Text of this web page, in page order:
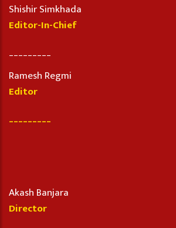
Shishir Simkhada
Editor-In-Chief
Ramesh Regmi
Editor
Akash Banjara
Director